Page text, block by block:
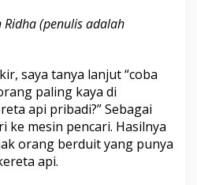
(penulis adalah
saya tanya lanjut “coba
paling kaya di
api pribadi?” Sebagai
ke mesin pencari. Hasilnya
orang berduit yang punya
api.